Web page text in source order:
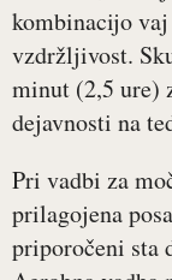
kombinacijo
vzdržljivost.
minut (2,5 ure)
dejavnosti na
Pri vadbi za
prilagojena
priporočeni sta